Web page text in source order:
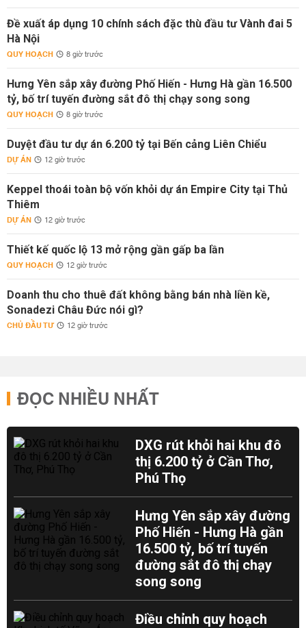
Đề xuất áp dụng 10 chính sách đặc thù đầu tư Vành đai 5
Hà Nội
QUY HOẠCH 8 giờ trước
Hưng Yên sắp xây đường Phố Hiến - Hưng Hà gần 16.500
tỷ, bố trí tuyến đường sắt đô thị chạy song song
QUY HOẠCH 8 giờ trước
Duyệt đầu tư dự án 6.200 tỷ tại Bến cảng Liên Chiểu
DỰ ÁN 12 giờ trước
Keppel thoái toàn bộ vốn khỏi dự án Empire City tại Thủ
Thiêm
DỰ ÁN 12 giờ trước
Thiết kế quốc lộ 13 mở rộng gần gấp ba lần
QUY HOẠCH 12 giờ trước
Doanh thu cho thuê đất không bằng bán nhà liền kề,
Sonadezi Châu Đức nói gì?
CHỦ ĐẦU TƯ 12 giờ trước
ĐỌC NHIỀU NHẤT
DXG rút khỏi hai khu đô
thị 6.200 tỷ ở Cần Thơ,
Phú Thọ
Hưng Yên sắp xây đường
Phố Hiến - Hưng Hà gần
16.500 tỷ, bố trí tuyến
đường sắt đô thị chạy
song song
Điều chỉnh quy hoạch